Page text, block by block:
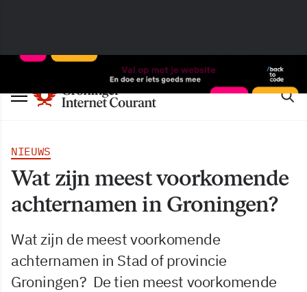
NIEUWS
Wat zijn meest voorkomende
achternamen in Groningen?
Wat zijn de meest voorkomende
achternamen in Stad of provincie
Groningen? De tien meest voorkomende